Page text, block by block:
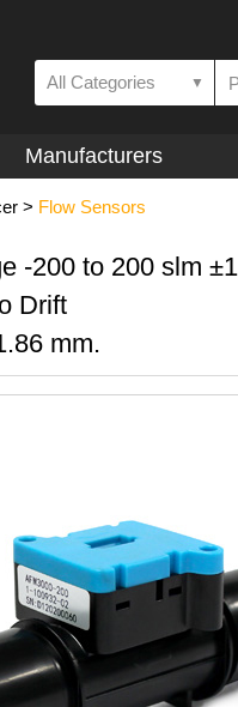
All Categories ▼
Manufacturers
> Flow Sensors
-200 to 200 slm
Drift
mm.